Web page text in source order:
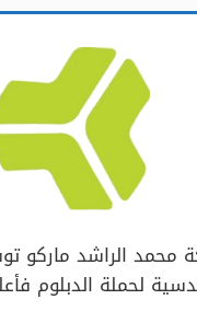
لحملة الدبلوم